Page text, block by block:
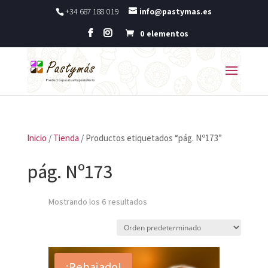
+34 687 188 019 info@pastymas.es
0 elementos
Inicio / Tienda / Productos etiquetados “pág. Nº173”
pág. Nº173
Mostrando los 6 resultados